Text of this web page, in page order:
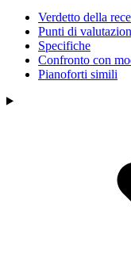
Verdetto della
Punti di
Specifiche
Confronto con
Pianoforti simili